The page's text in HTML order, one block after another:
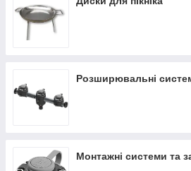
Розширювальні
Монтажні системи та